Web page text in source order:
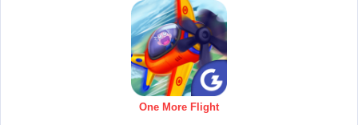
One More Flight